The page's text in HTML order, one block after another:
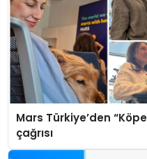
Mars Türkiye’den
çağrısı